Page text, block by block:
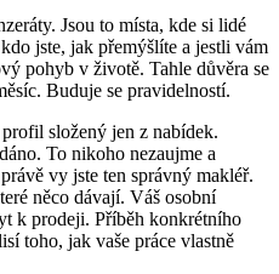
Jsou to místa, kde si lidé
jste, jak přemýšlíte a jestli vám
pohyb v životě. Tahle důvěra se
Buduje se pravidelností.
složený jen z nabídek.
To nikoho nezaujme a
vy jste ten správný makléř.
něco dávají. Váš osobní
k prodeji. Příběh konkrétního
toho, jak vaše práce vlastně